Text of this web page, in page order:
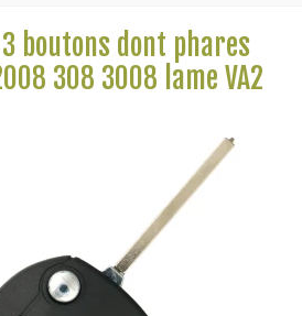
3 boutons dont phares
308 3008 lame VA2